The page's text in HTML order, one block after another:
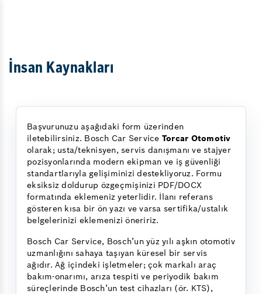
İnsan Kaynakları
Başvurunuzu aşağıdaki form üzerinden
iletebilirsiniz. Bosch Car Service Torcar Otomotiv
olarak; usta/teknisyen, servis danışmanı ve stajyer
pozisyonlarında modern ekipman ve iş güvenliği
standartlarıyla gelişiminizi destekliyoruz. Formu
eksiksiz doldurup özgeçmişinizi PDF/DOCX
formatında eklemeniz yeterlidir. İlanı referans
gösteren kısa bir ön yazı ve varsa sertifika/ustalık
belgelerinizi eklemenizi öneririz.
Bosch Car Service, Bosch’un yüz yılı aşkın otomotiv
uzmanlığını sahaya taşıyan küresel bir servis
ağıdır. Ağ içindeki işletmeler; çok markalı araç
bakım-onarımı, arıza tespiti ve periyodik bakım
süreçlerinde Bosch’un test cihazları (ör. KTS),